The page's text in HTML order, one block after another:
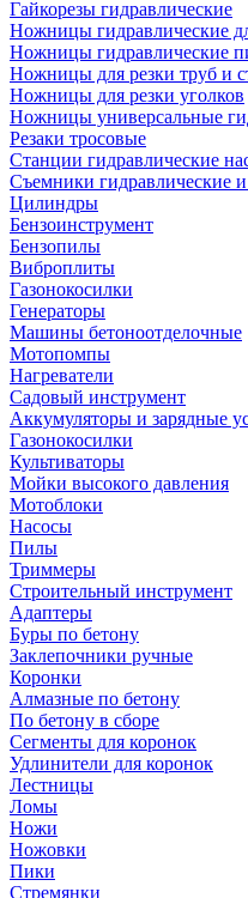
Гайкорезы гидравлические
Ножницы гидравлические
Ножницы гидравлические
Ножницы для резки труб и
Ножницы для резки уголков
Ножницы универсальные
Резаки тросовые
Станции гидравлические
Съемники гидравлические
Цилиндры
Бензоинструмент
Бензопилы
Виброплиты
Газонокосилки
Генераторы
Машины бетоноотделочные
Мотопомпы
Нагреватели
Садовый инструмент
Аккумуляторы и зарядные
Газонокосилки
Культиваторы
Мойки высокого давления
Мотоблоки
Насосы
Пилы
Триммеры
Строительный инструмент
Адаптеры
Буры по бетону
Заклепочники ручные
Коронки
Алмазные по бетону
По бетону в сборе
Сегменты для коронок
Удлинители для коронок
Лестницы
Ломы
Ножи
Ножовки
Пики
Стремянки